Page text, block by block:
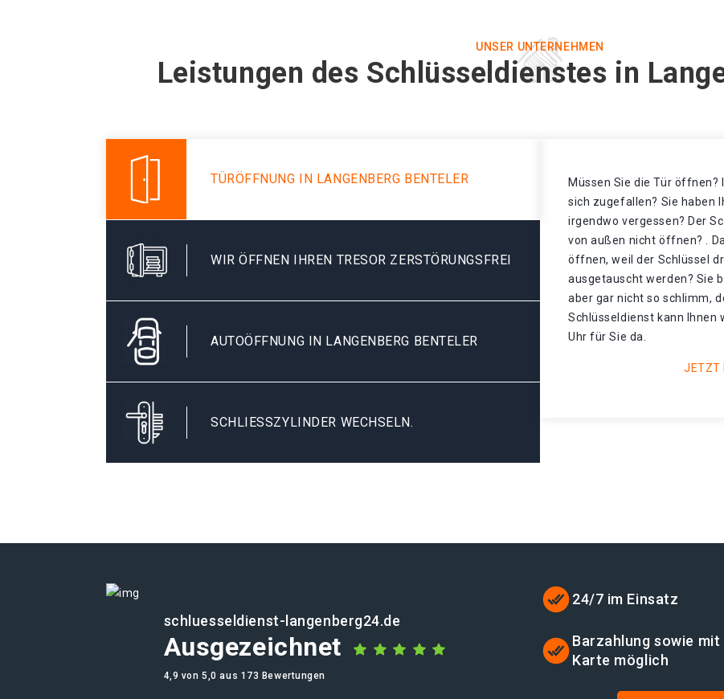
UNSER UNTERNEHMEN
Leistungen des Schlüsseldienstes in
TÜRÖFFNUNG IN LANGENBERG BENTELER
WIR ÖFFNEN IHREN TRESOR ZERSTÖRUNGSFREI
AUTOÖFFNUNG IN LANGENBERG BENTELER
SCHLIESSZYLINDER WECHSELN.
Müssen Sie die Tür
sich zugefallen? Sie haben
irgendwo vergessen? Der
von außen nicht öffnen? .
öffnen, weil der Schlüssel
ausgetauscht werden? Sie
aber gar nicht so schlimm,
Schlüsseldienst kann Ihnen
Uhr für Sie da.
JETZT
schluesseldienst-langenberg24.de
Ausgezeichnet
4,9 von 5,0 aus 173 Bewertungen
24/7 im Einsatz
Barzahlung sowie mit
Karte möglich